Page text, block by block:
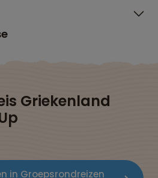
Griekenland
in Groepsrondreizen